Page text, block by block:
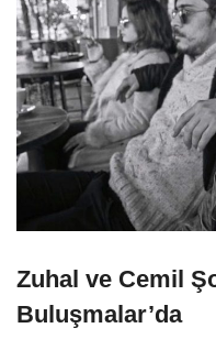
Zuhal ve Cemil
Buluşmalar’da